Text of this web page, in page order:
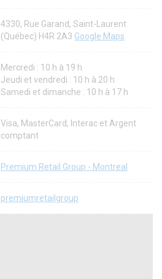
4330, Rue Garand, Saint-Laurent
(Québec) H4R 2A3 Google Maps
Mercredi : 10 h à 19 h
Jeudi et vendredi : 10 h à 20 h
Samedi et dimanche : 10 h à 17 h
Visa, MasterCard, Interac et Argent
comptant
Premium Retail Group - Montreal
premiumretailgroup